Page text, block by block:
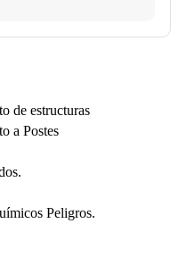
de estructuras
a Postes
Peligros.